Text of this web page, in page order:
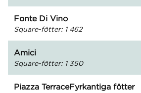
Fonte Di Vino
Square-fötter: 1 462
Amici
Square-fötter: 1 350
Piazza TerraceFyrkantiga fötter